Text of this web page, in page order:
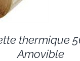
thermique
Amovible